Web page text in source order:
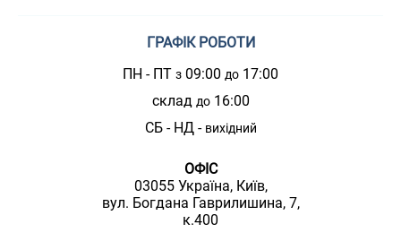
ГРАФІК РОБОТИ
ПН - ПТ з 09:00 до 17:00
склад до16:00
СБ - НД - вихідний
ОФІС
03055 Україна, Київ,
вул. Богдана Гаврилишина, 7,
к.400